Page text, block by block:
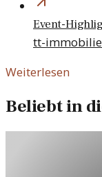
Event-
tt-
Weiterlesen
Beliebt in